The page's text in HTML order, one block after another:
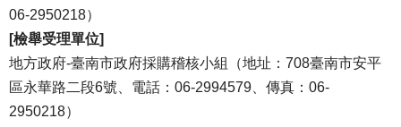
06-2950218）
[檢舉受理單位]
地方政府-臺南市政府採購稽核小組（地址：708臺南市安平
區永華路二段6號、電話：06-2994579、傳真：06-
2950218）